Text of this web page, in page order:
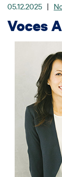
05.12.2025 |
Voces